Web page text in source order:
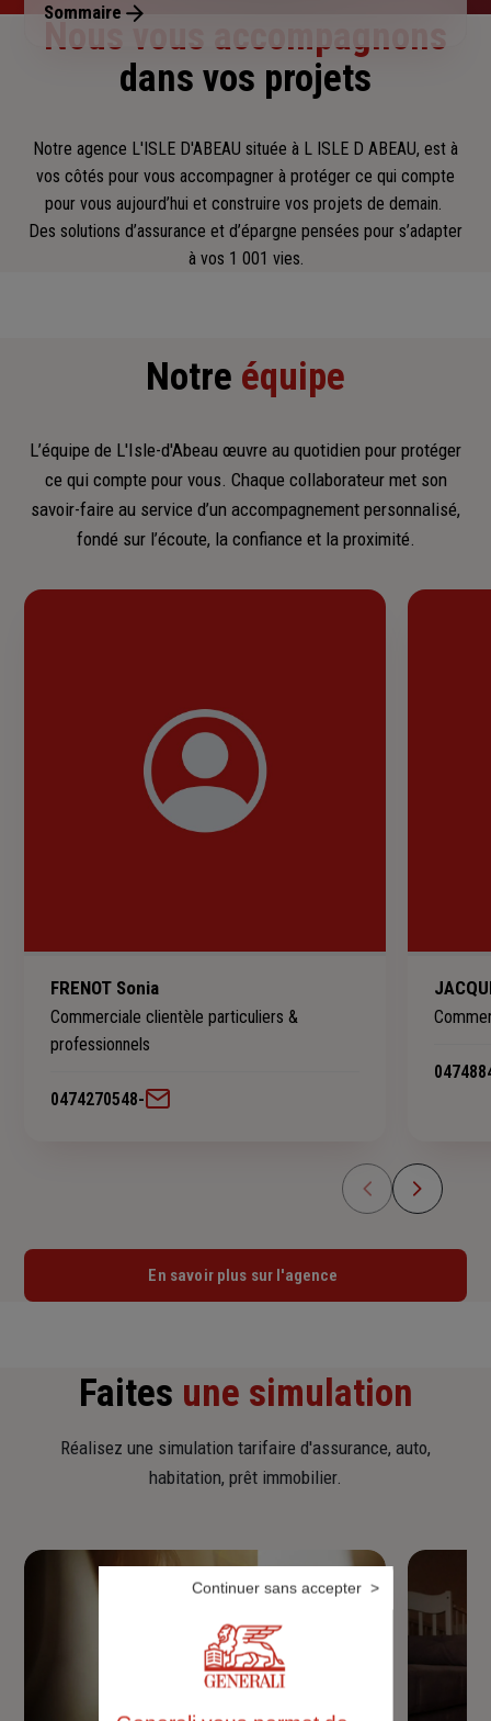
Sommaire
Nous vous accompagnons
dans vos projets
Notre agence L'ISLE D'ABEAU située à L ISLE D ABEAU, est à
vos côtés pour vous accompagner à protéger ce qui compte
pour vous aujourd’hui et construire vos projets de demain.
Des solutions d’assurance et d’épargne pensées pour s’adapter
à vos 1 001 vies.
Notre équipe
L’équipe de L'Isle-d'Abeau œuvre au quotidien pour protéger
ce qui compte pour vous. Chaque collaborateur met son
savoir-faire au service d’un accompagnement personnalisé,
fondé sur l’écoute, la confiance et la proximité.
FRENOT Sonia
Commerciale clientèle particuliers &
professionnels
0474270548-
En savoir plus sur l'agence
Faites une simulation
Réalisez une simulation tarifaire d'assurance, auto,
habitation, prêt immobilier.
Continuer sans accepter